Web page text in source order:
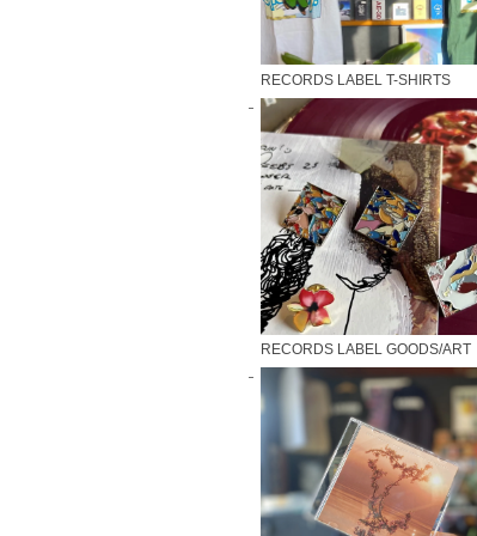
RECORDS LABEL T-SHIRTS
RECORDS LABEL GOODS/ART